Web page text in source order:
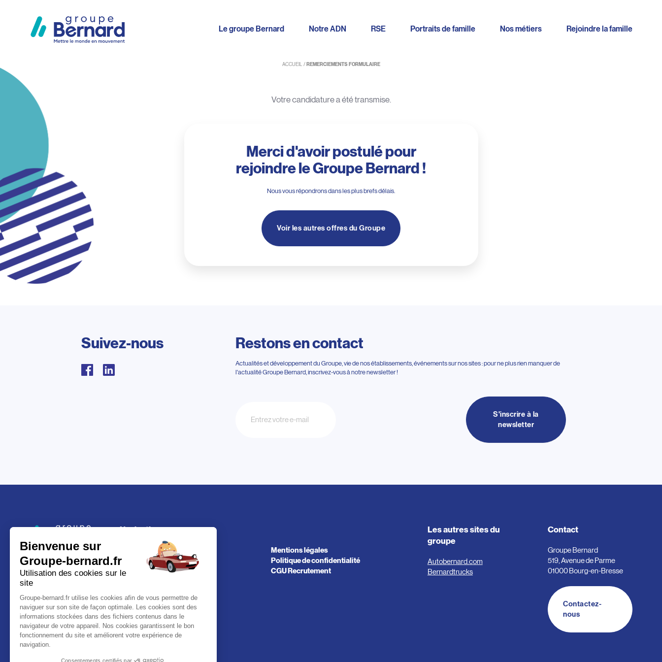
Le groupe Bernard Notre ADN RSE Portraits de famille Nos métiers Rejoindre la famille
ACCUEIL/ REMERCIEMENTS FORMULAIRE
Votre candidature a été transmise.
Merci d'avoir postulé pour
rejoindre le Groupe Bernard !
Nous vous répondrons dans les plus brefs délais.
Voir les autres offres du Groupe
Suivez-nous Restons en contact
Actualités et développement du Groupe, vie de nos établissements, événements sur nos sites : pour ne plus rien manquer de
l'actualité Groupe Bernard, inscrivez-vous à notre newsletter !
S'inscrire à la
newsletter
Navigation
Le groupe Bernard
Notre ADN
RSE
Rejoindre la famille
Mentions légales
Politique de confidentialité
CGU Recrutement
Les autres sites du
groupe
Autobernard.com
Bernardtrucks
Contact
Groupe Bernard
519, Avenue de Parme
01000 Bourg-en-Bresse
Contactez-
nous
Bienvenue sur
Groupe-bernard.fr
Utilisation des cookies sur le
site
Groupe-bernard.fr utilise les cookies afin de vous permettre de
naviguer sur son site de façon optimale. Les cookies sont des
informations stockées dans des fichiers contenus dans le
navigateur de votre appareil. Nos cookies garantissent le bon
fonctionnement du site et améliorent votre expérience de
navigation.
Consentements certifiés par